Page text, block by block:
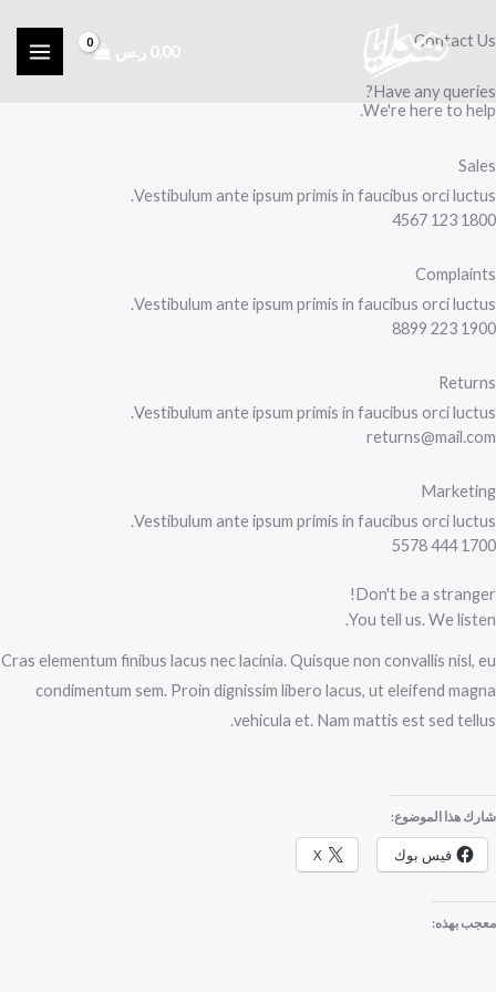
إلى
0,00 ر.س
Contact Us
Have any queries?
We're here to help.​
Sales
Vestibulum ante ipsum primis in faucibus orci luctus.
1800 123 4567
Complaints
Vestibulum ante ipsum primis in faucibus orci luctus.
1900 223 8899
Returns
Vestibulum ante ipsum primis in faucibus orci luctus.
returns@mail.com
Marketing
Vestibulum ante ipsum primis in faucibus orci luctus.
1700 444 5578
Don't be a stranger!
You tell us. We listen.
Cras elementum finibus lacus nec lacinia. Quisque non convallis nisl, eu
condimentum sem. Proin dignissim libero lacus, ut eleifend magna
vehicula et. Nam mattis est sed tellus.
شارك هذا الموضوع:
فيس بوك X
معجب بهذه: